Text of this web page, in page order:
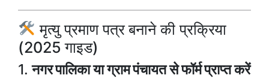
मृत्यु प्रमाण पत्र बनाने की प्रक्रिया
(2025 गाइड)
1.नगर पालिका या ग्राम पंचायत से फॉर्म प्राप्त करें